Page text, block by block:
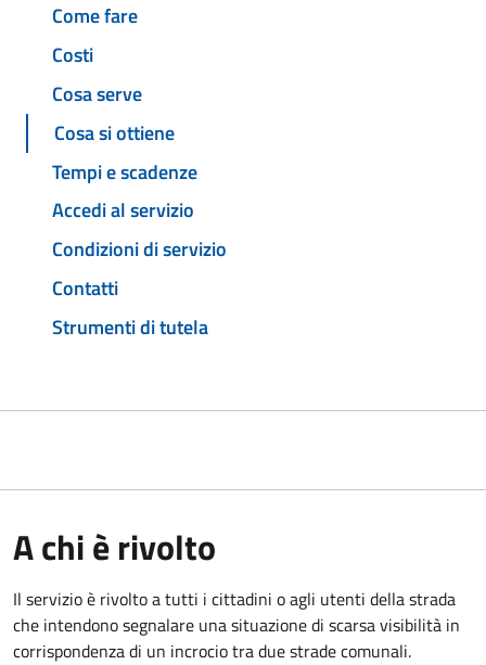
Come fare
Costi
Cosa serve
Cosa si ottiene
Tempi e scadenze
Accedi al servizio
Condizioni di servizio
Contatti
Strumenti di tutela
A chi è rivolto
Il servizio è rivolto a tutti i cittadini o agli utenti della strada
che intendono segnalare una situazione di scarsa visibilità in
corrispondenza di un incrocio tra due strade comunali.